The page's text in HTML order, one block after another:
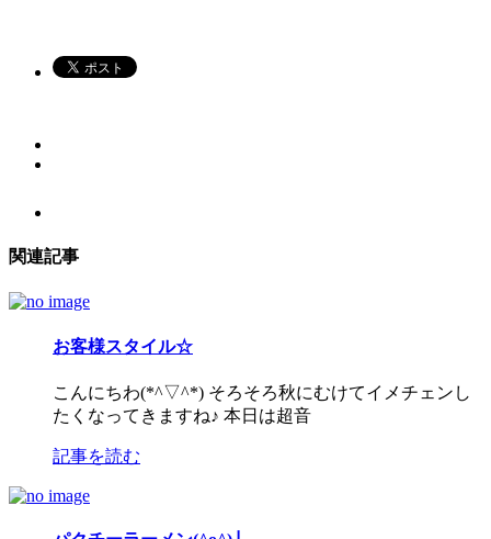
関連記事
お客様スタイル☆
こんにちわ(*^▽^*) そろそろ秋にむけてイメチェンし
たくなってきますね♪ 本日は超音
記事を読む